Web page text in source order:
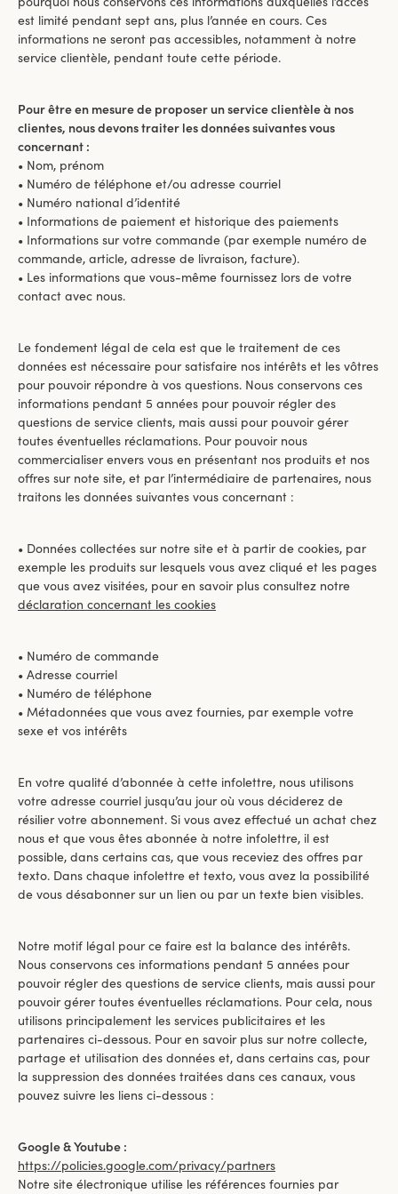
est limité pendant sept ans, plus l’année en cours. Ces
informations ne seront pas accessibles, notamment à notre
service clientèle, pendant toute cette période.
Pour être en mesure de proposer un service clientèle à nos
clientes, nous devons traiter les données suivantes vous
concernant :
• Nom, prénom
• Numéro de téléphone et/ou adresse courriel
• Numéro national d’identité
• Informations de paiement et historique des paiements
• Informations sur votre commande (par exemple numéro de
commande, article, adresse de livraison, facture).
• Les informations que vous-même fournissez lors de votre
contact avec nous.
Le fondement légal de cela est que le traitement de ces
données est nécessaire pour satisfaire nos intérêts et les vôtres
pour pouvoir répondre à vos questions. Nous conservons ces
informations pendant 5 années pour pouvoir régler des
questions de service clients, mais aussi pour pouvoir gérer
toutes éventuelles réclamations. Pour pouvoir nous
commercialiser envers vous en présentant nos produits et nos
offres sur note site, et par l’intermédiaire de partenaires, nous
traitons les données suivantes vous concernant :
• Données collectées sur notre site et à partir de cookies, par
exemple les produits sur lesquels vous avez cliqué et les pages
que vous avez visitées, pour en savoir plus consultez notre
déclaration concernant les cookies
• Numéro de commande
• Adresse courriel
• Numéro de téléphone
• Métadonnées que vous avez fournies, par exemple votre
sexe et vos intérêts
En votre qualité d’abonnée à cette infolettre, nous utilisons
votre adresse courriel jusqu’au jour où vous déciderez de
résilier votre abonnement. Si vous avez effectué un achat chez
nous et que vous êtes abonnée à notre infolettre, il est
possible, dans certains cas, que vous receviez des offres par
texto. Dans chaque infolettre et texto, vous avez la possibilité
de vous désabonner sur un lien ou par un texte bien visibles.
Notre motif légal pour ce faire est la balance des intérêts.
Nous conservons ces informations pendant 5 années pour
pouvoir régler des questions de service clients, mais aussi pour
pouvoir gérer toutes éventuelles réclamations. Pour cela, nous
utilisons principalement les services publicitaires et les
partenaires ci-dessous. Pour en savoir plus sur notre collecte,
partage et utilisation des données et, dans certains cas, pour
la suppression des données traitées dans ces canaux, vous
pouvez suivre les liens ci-dessous :
Google & Youtube :
https://policies.google.com/privacy/partners
Notre site électronique utilise les références fournies par